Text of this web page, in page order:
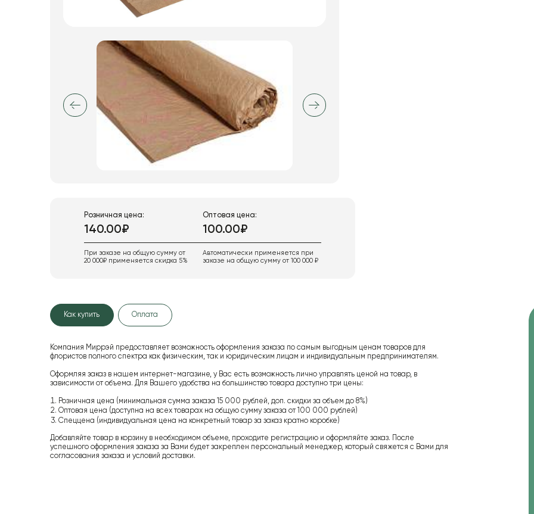
Искусственные цветы и растения
Игрушки мягкие
Изделия из металла
Розничная цена:
140.00₽
При заказе на общую сумму от
20 000₽ применяется скидка 5%
Оптовая цена:
100.00₽
Автоматически применяется при
заказе на общую сумму от 100 000 ₽
Как купить Оплата
Компания Миррэй предоставляет возможность оформления заказа по самым выгодным ценам товаров для
флористов полного спектра как физическим, так и юридическим лицам и индивидуальным предпринимателям.
Оформляя заказ в нашем интернет-магазине, у Вас есть возможность лично управлять ценой на товар, в
зависимости от объема. Для Вашего удобства на большинство товара доступно три цены:
Розничная цена (минимальная сумма заказа 15 000 рублей, доп. скидки за объем до 8%)
Оптовая цена (доступна на всех товарах на общую сумму заказа от 100 000 рублей)
Спеццена (индивидуальная цена на конкретный товар за заказ кратно коробке)
Добавляйте товар в корзину в необходимом объеме, проходите регистрацию и оформляйте заказ. После
успешного оформления заказа за Вами будет закреплен персональный менеджер, который свяжется с Вами для
согласования заказа и условий доставки.